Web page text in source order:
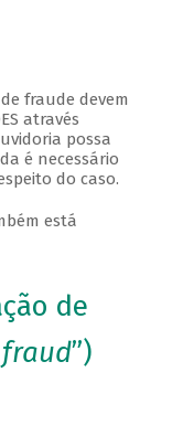
fraude devem
através
possa
é necessário
do caso.
está
de
”)